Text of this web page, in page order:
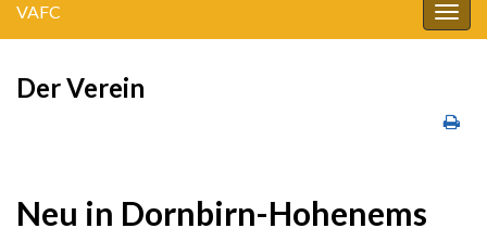
VAFC
Der Verein
Neu in Dornbirn-Hohenems